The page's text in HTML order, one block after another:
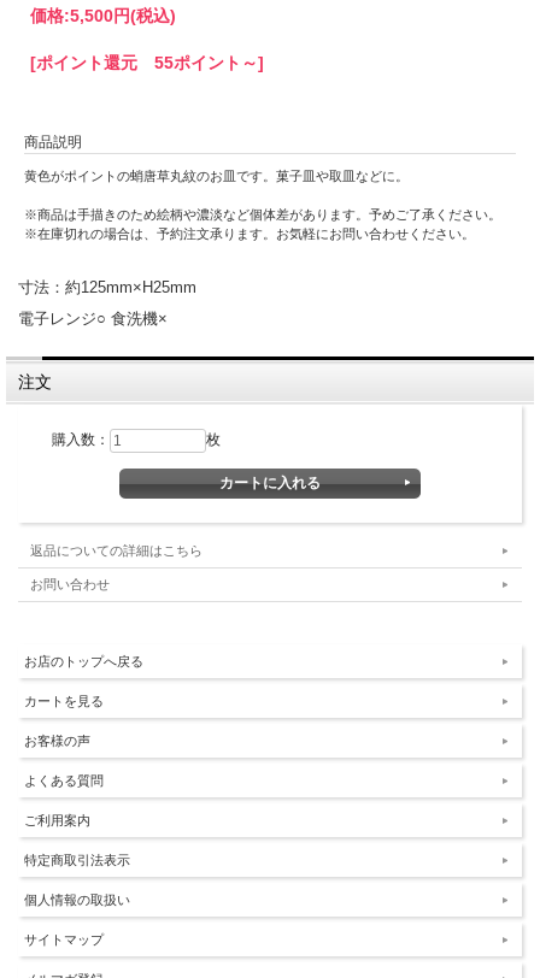
価格:5,500円(税込)
[ポイント還元 55ポイント～]
商品説明
黄色がポイントの蛸唐草丸紋のお皿です。菓子皿や取皿などに。
※商品は手描きのため絵柄や濃淡など個体差があります。予めご了承ください。
※在庫切れの場合は、予約注文承ります。お気軽にお問い合わせください。
寸法：約125mm×H25mm
電子レンジ○ 食洗機×
注文
購入数： 枚
返品についての詳細はこちら
お問い合わせ
お店のトップへ戻る
カートを見る
お客様の声
よくある質問
ご利用案内
特定商取引法表示
個人情報の取扱い
サイトマップ